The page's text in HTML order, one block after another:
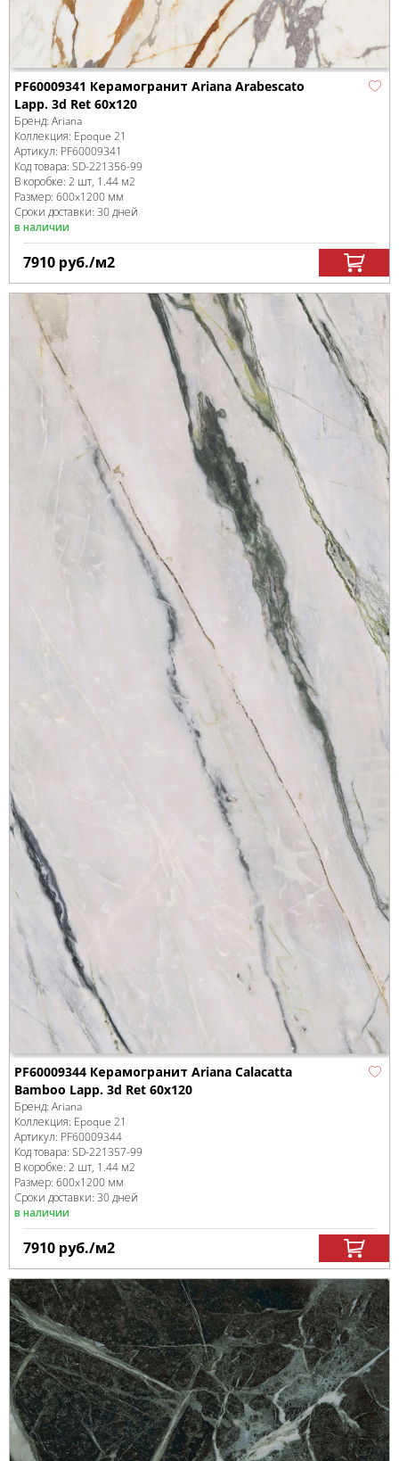
PF60009341 Керамогранит Ariana Arabescato
Lapp. 3d Ret 60x120
Бренд: Ariana
Коллекция: Epoque 21
Артикул: PF60009341
Код товара: SD-221356-99
В коробке: 2 шт, 1.44 м2
Размер: 600x1200 мм
Сроки доставки: 30 дней
в наличии
7910 руб./м2
PF60009344 Керамогранит Ariana Calacatta
Bamboo Lapp. 3d Ret 60x120
Бренд: Ariana
Коллекция: Epoque 21
Артикул: PF60009344
Код товара: SD-221357-99
В коробке: 2 шт, 1.44 м2
Размер: 600x1200 мм
Сроки доставки: 30 дней
в наличии
7910 руб./м2